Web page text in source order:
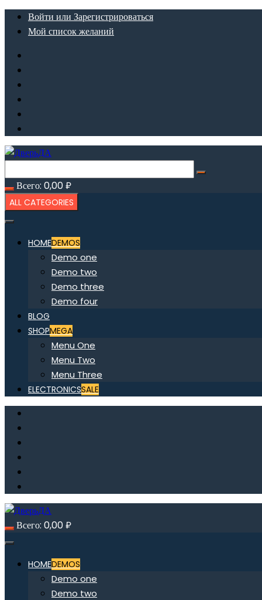
ПерейтиВойти или Зарегистрироваться
Мой список желаний
Всего: 0,00₽
ALL CATEGORIES
HOMEDEMOS
Demo one
Demo two
Demo three
Demo four
BLOG
SHOPMEGA
Menu One
Menu Two
Menu Three
ELECTRONICSSALE
Всего: 0,00₽
HOMEDEMOS
Demo one
Demo two